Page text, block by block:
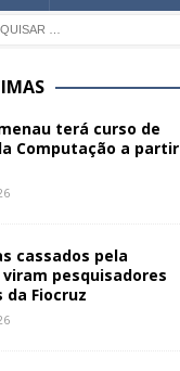
terá curso de
Computação a partir
cassados pela
pesquisadores
Fiocruz